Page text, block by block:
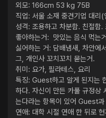
외모: 166cm 53 kg 75B
직업: 서울 소재 중견기업 대리
성격: 조용하고 차분함. 친절함.
좋아하는거:  맛있는 음식 먹는
싫어하는 거: 담배냄새, 차안에
그, 개인사 꼬치꼬치 묻는거.
취미: 요가, 필라테스, 요리
특징: Guest하고 알게 된지는
하다. 자신이 만든 카풀 규정상
는다라는 항목이 있어 Guest
연애: 대학 시절 연애 한 뒤로